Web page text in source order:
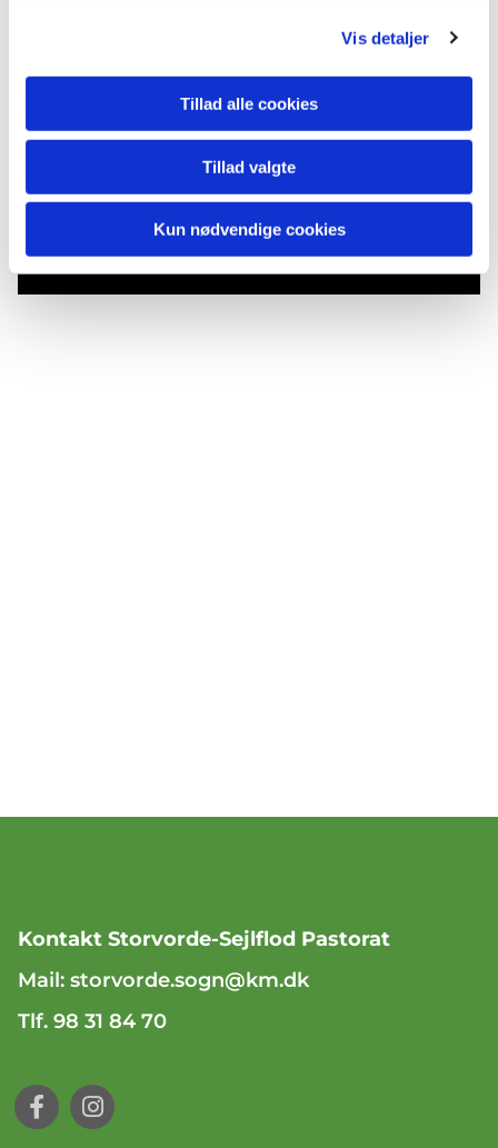
Vis detaljer
Tillad alle cookies
Tillad valgte
Kun nødvendige cookies
Du vil måske også kunne lide...
Kontakt Storvorde-Sejlflod Pastorat
Mail: storvorde.sogn@km.dk
Tlf. 98 31 84 70